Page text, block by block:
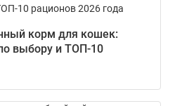
корм для кошек:
выбору и ТОП-10